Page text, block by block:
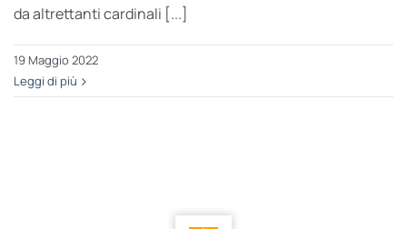
da altrettanti cardinali [...]
19 Maggio 2022
Leggi di più